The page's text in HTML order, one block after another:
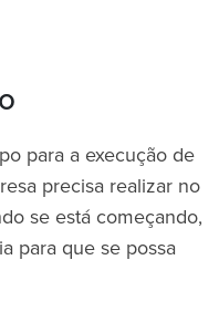
para a execução de
precisa realizar no
se está começando,
para que se possa